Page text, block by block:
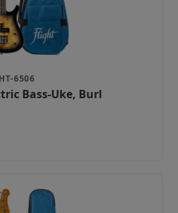
6506
Bass-Uke, Burl